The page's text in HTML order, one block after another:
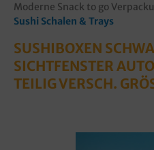
Moderne Snack to go
Sushi Schalen & Trays
SUSHIBOXEN
SICHTFENSTER
TEILIG VERSCH.